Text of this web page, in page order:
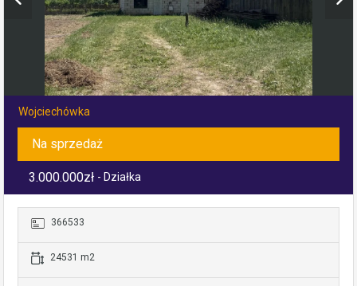
Wojciechówka
Na sprzedaż
3.000.000zł - Działka
366533
24531 m2